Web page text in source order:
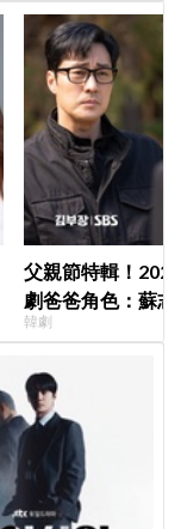
父親節特輯！
劇爸爸角色：蘇
命都可以不要
韓劇